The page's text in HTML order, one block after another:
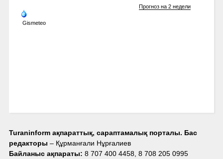
Gismeteo
Прогноз на 2 недели
Turaninform ақпараттық, сараптамалық порталы. Бас
редакторы – Құрманғали Нұрғалиев
Байланыс ақпараты: 8 707 400 4458, 8 708 205 0995